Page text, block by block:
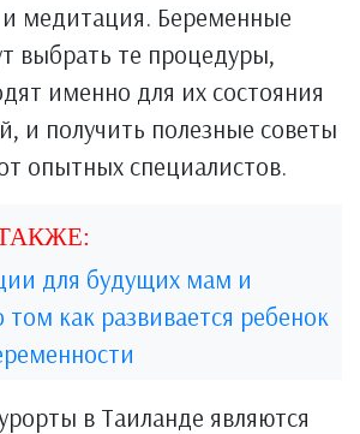
медитация. Беременные
выбрать те процедуры,
именно для их состояния
и получить полезные советы
опытных специалистов.
для будущих мам и
как развивается ребенок
в Таиланде являются